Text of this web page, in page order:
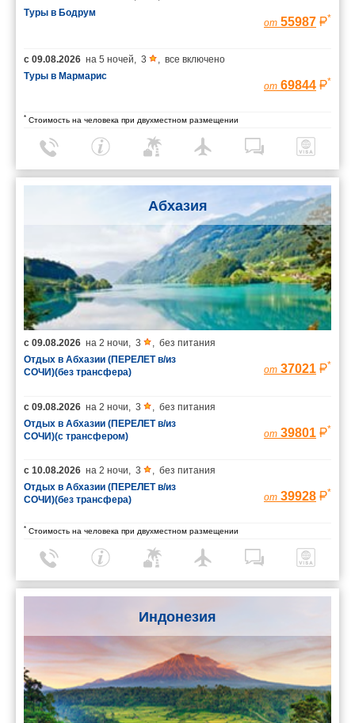
Туры в Бодрум
от 55987 *
с 09.08.2026 на 5 ночей, 3 , все включено
Туры в Мармарис
от 69844 *
* Стоимость на человека при двухместном размещении
Абхазия
с 09.08.2026 на 2 ночи, 3 , без питания
Отдых в Абхазии (ПЕРЕЛЕТ в/из
СОЧИ)(без трансфера)
от 37021 *
с 09.08.2026 на 2 ночи, 3 , без питания
Отдых в Абхазии (ПЕРЕЛЕТ в/из
СОЧИ)(с трансфером)
от 39801 *
с 10.08.2026 на 2 ночи, 3 , без питания
Отдых в Абхазии (ПЕРЕЛЕТ в/из
СОЧИ)(без трансфера)
от 39928 *
* Стоимость на человека при двухместном размещении
Индонезия